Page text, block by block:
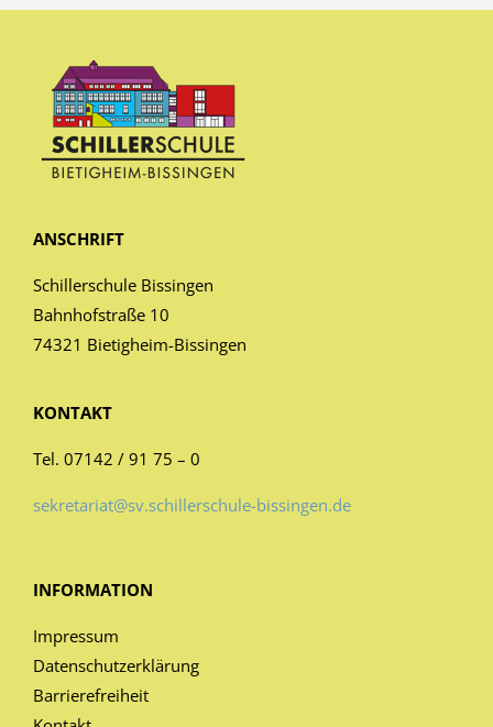
ANSCHRIFT
Schillerschule Bissingen
Bahnhofstraße 10
74321 Bietigheim-Bissingen
KONTAKT
Tel. 07142 / 91 75 – 0
sekretariat@sv.schillerschule-bissingen.de
INFORMATION
Impressum
Datenschutzerklärung
Barrierefreiheit